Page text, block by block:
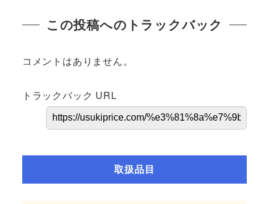
この投稿へのトラックバック
コメントはありません。
トラックバック URL
取扱品目